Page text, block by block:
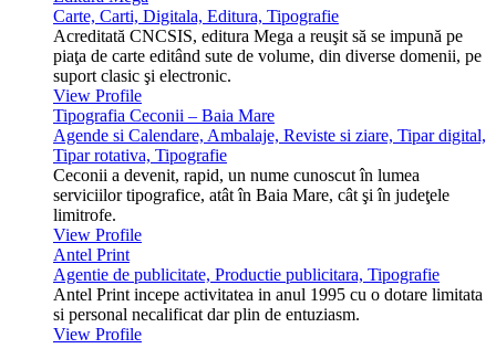
Carte, Carti, Digitala, Editura, Tipografie
Acreditată CNCSIS, editura Mega a reuşit să se impună pe
piaţa de carte editând sute de volume, din diverse domenii, pe
suport clasic şi electronic.
View Profile
Tipografia Ceconii – Baia Mare
Agende si Calendare, Ambalaje, Reviste si ziare, Tipar digital,
Tipar rotativa, Tipografie
Ceconii a devenit, rapid, un nume cunoscut în lumea
serviciilor tipografice, atât în Baia Mare, cât şi în judeţele
limitrofe.
View Profile
Antel Print
Agentie de publicitate, Productie publicitara, Tipografie
Antel Print incepe activitatea in anul 1995 cu o dotare limitata
si personal necalificat dar plin de entuziasm.
View Profile